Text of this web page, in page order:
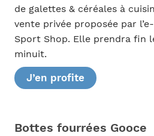
de galettes & céréales à
vente privée proposée par
Sport Shop. Elle prendra fin
minuit.
J’en profite
Bottes fourrées Gooce